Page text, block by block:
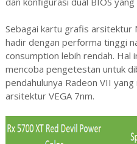
Sebagai kartu grafis arsitektur
hadir dengan performa tinggi
consumption lebih rendah. Hal
mencoba pengetestan untuk
pendahulunya Radeon VII
arsitektur VEGA 7nm.